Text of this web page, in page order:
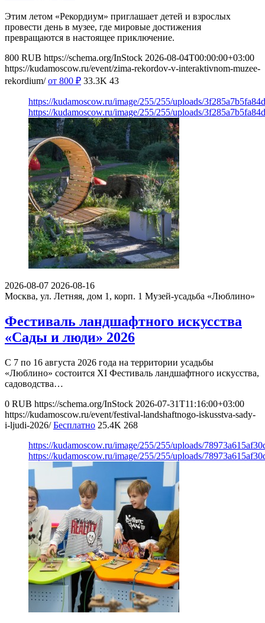
Этим летом «Рекордиум» приглашает детей и взрослых
провести день в музее, где мировые достижения
превращаются в настоящее приключение.
800 RUB https://schema.org/InStock 2026-08-04T00:00:00+03:00
https://kudamoscow.ru/event/zima-rekordov-v-interaktivnom-muzee-
rekordium/ от 800 ₽ 33.3K 43
https://kudamoscow.ru/image/255/255/uploads/
https://kudamoscow.ru/image/255/255/uploads/
2026-08-07 2026-08-16
Москва, ул. Летняя, дом 1, корп. 1 Музей-усадьба «Люблино»
Фестиваль ландшафтного искусства
«Сады и люди» 2026
С 7 по 16 августа 2026 года на территории усадьбы
«Люблино» состоится XI Фестиваль ландшафтного искусства,
садоводства…
0 RUB https://schema.org/InStock 2026-07-31T11:16:00+03:00
https://kudamoscow.ru/event/festival-landshaftnogo-iskusstva-sady-
i-ljudi-2026/ Бесплатно 25.4K 268
https://kudamoscow.ru/image/255/255/uploads/
https://kudamoscow.ru/image/255/255/uploads/